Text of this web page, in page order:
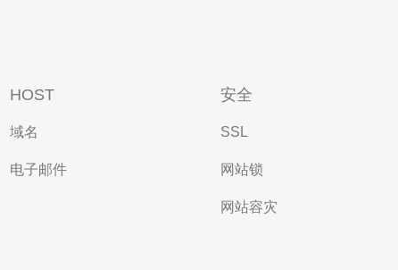
HOST
域名
电子邮件
安全
SSL
网站锁
网站容灾